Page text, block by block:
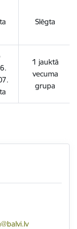
Slēgta
1 jauktā
vecuma
grupa